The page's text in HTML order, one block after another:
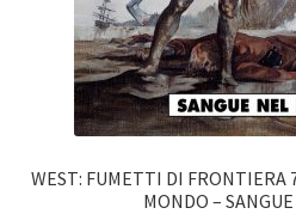
WEST: FUMETTI DI FRONTIERA
MONDO –